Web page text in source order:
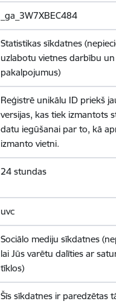
_ga_3W7XBEC484
Statistikas sīkdatnes
uzlabotu vietnes darbību un
pakalpojumus)
Reģistrē unikālu ID priekš
versijas, kas tiek izmantots
datu iegūšanai par to, kā
izmanto vietni.
24 stundas
uvc
Sociālo mediju sīkdatnes
lai Jūs varētu dalīties ar
tīklos)
Šīs sīkdatnes ir paredzētas